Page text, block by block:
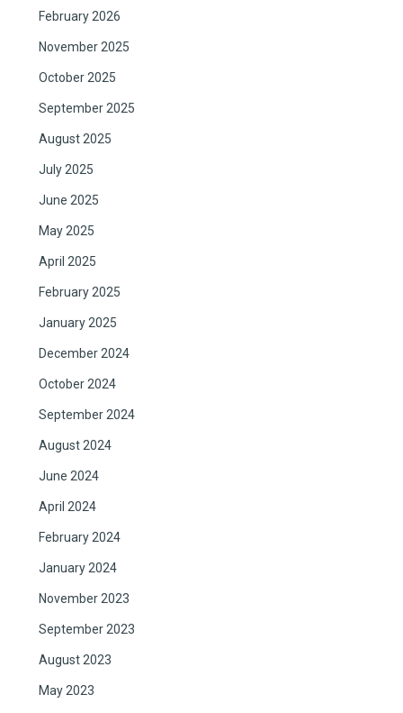
February 2026
November 2025
October 2025
September 2025
August 2025
July 2025
June 2025
May 2025
April 2025
February 2025
January 2025
December 2024
October 2024
September 2024
August 2024
June 2024
April 2024
February 2024
January 2024
November 2023
September 2023
August 2023
May 2023